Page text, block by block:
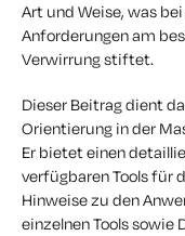
Art und Weise, was
Anforderungen am
Verwirrung stiftet.
Dieser Beitrag dient
Orientierung in der
Er bietet einen
verfügbaren Tools für
Hinweise zu den
einzelnen Tools sowie